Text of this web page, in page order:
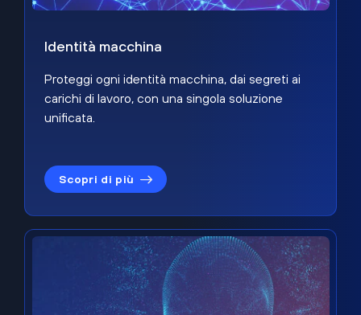
Identità macchina
Proteggi ogni identità macchina, dai segreti ai
carichi di lavoro, con una singola soluzione
unificata.
Scopri di più